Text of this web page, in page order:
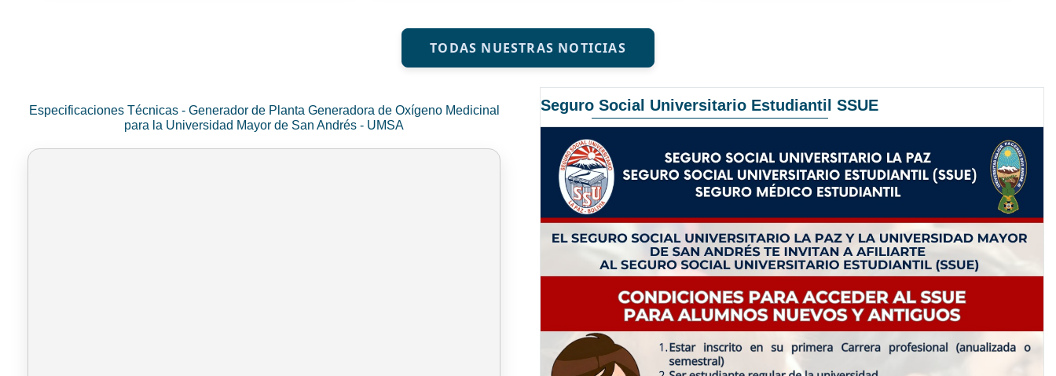
TODAS NUESTRAS NOTICIAS
Especificaciones Técnicas - Generador de Planta Generadora de Oxígeno Medicinal
para la Universidad Mayor de San Andrés - UMSA
Seguro Social Universitario Estudiantil SSUE